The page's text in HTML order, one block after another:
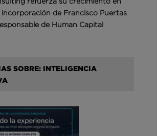
incorporación de Francisco Puertas
de Human Capital
SOBRE: INTELIGENCIA